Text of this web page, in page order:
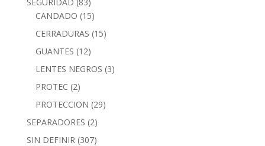
CANDADO (15)
CERRADURAS (15)
GUANTES (12)
LENTES NEGROS (3)
PROTEC (2)
PROTECCION (29)
SEPARADORES (2)
SIN DEFINIR (307)